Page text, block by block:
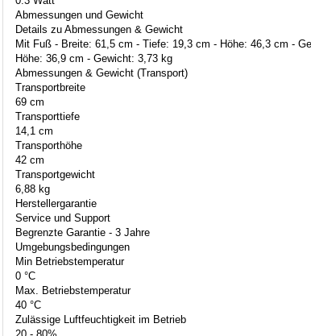
Abmessungen und Gewicht
Details zu Abmessungen & Gewicht
Mit Fuß - Breite: 61,5 cm - Tiefe: 19,3 cm - Höhe: 46,3 cm -
Höhe: 36,9 cm - Gewicht: 3,73 kg
Abmessungen & Gewicht (Transport)
Transportbreite
69 cm
Transporttiefe
14,1 cm
Transporthöhe
42 cm
Transportgewicht
6,88 kg
Herstellergarantie
Service und Support
Begrenzte Garantie - 3 Jahre
Umgebungsbedingungen
Min Betriebstemperatur
0 °C
Max. Betriebstemperatur
40 °C
Zulässige Luftfeuchtigkeit im Betrieb
20 - 80%